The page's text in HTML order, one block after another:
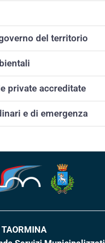
del territorio
private accreditate
e di emergenza